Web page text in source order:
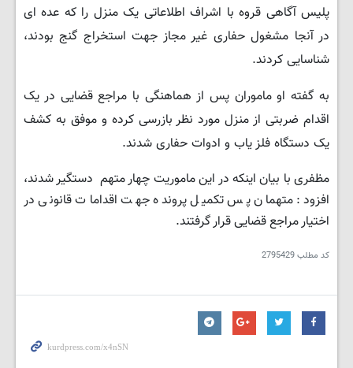
پلیس آگاهی قروه با اشراف اطلاعاتی یک منزل را که عده ای
در آنجا مشغول حفاری غیر مجاز جهت استخراج گنج بودند،
شناسایی کردند.
به گفته او ماموران پس از هماهنگی با مراجع قضایی در یک
اقدام ضربتی از منزل مورد نظر بازرسی کرده و موفق به کشف
یک دستگاه فلز یاب و ادوات حفاری شدند.
مظفری با بیان اینکه در این ماموریت چهار متهم دستگیر شدند،
افزود: متهمان پس تکمیل پرونده جهت اقدامات قانونی در
اختیار مراجع قضایی قرار گرفتند.
کد مطلب2795429